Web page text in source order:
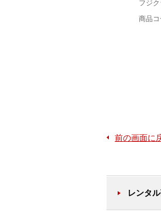
フジク
商品
前の画面に
レンタ